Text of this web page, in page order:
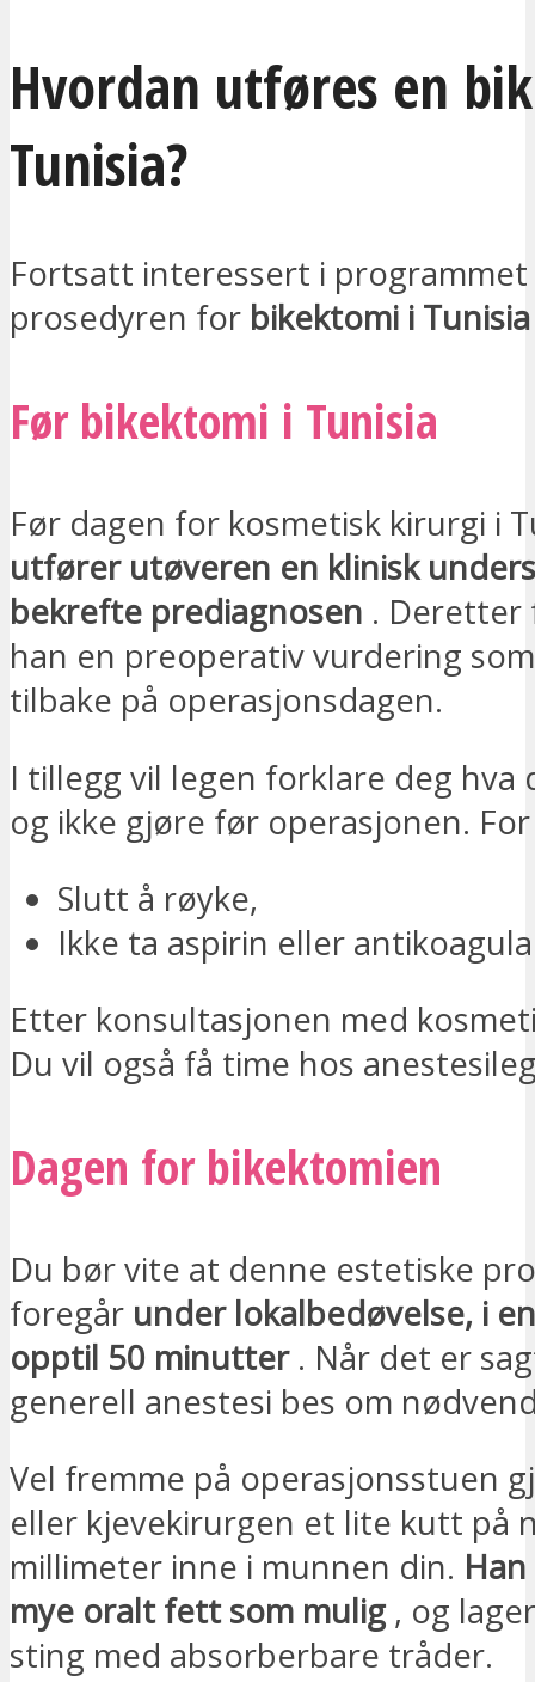
Hvordan utføres en
Tunisia?
Fortsatt interessert i
prosedyren for bikektomi i Tunisia
Før bikektomi i Tunisia
Før dagen for kosmetisk kirurgi i
utfører utøveren en klinisk
bekrefte prediagnosen . Deretter
han en preoperativ vurdering
tilbake på operasjonsdagen.
I tillegg vil legen forklare deg hva
og ikke gjøre før operasjonen.
Slutt å røyke,
Ikke ta aspirin eller
Etter konsultasjonen med
Du vil også få time hos
Dagen for bikektomien
Du bør vite at denne estetiske
foregår under lokalbedøvelse, i
opptil 50 minutter. Når det er
generell anestesi bes om
Vel fremme på operasjonsstuen
eller kjevekirurgen et lite kutt på
millimeter inne i munnen din.
mye oralt fett som mulig, og
sting med absorberbare tråder.